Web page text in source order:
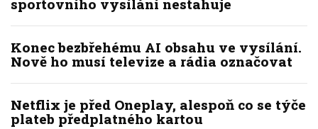
sportovního vysílání nestahuje
Konec bezbřehému AI obsahu ve vysílání.
Nově ho musí televize a rádia označovat
Netflix je před Oneplay, alespoň co se týče
plateb předplatného kartou